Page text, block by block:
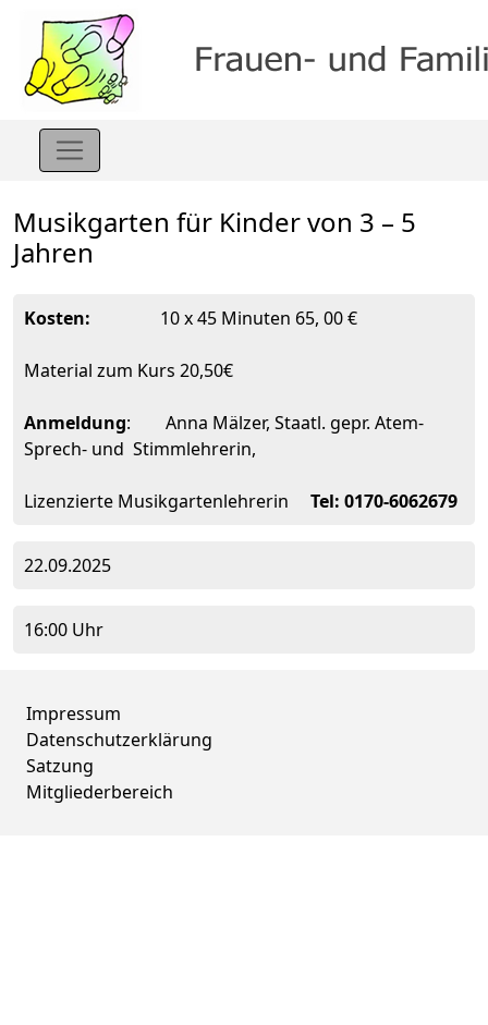
Musikgarten für Kinder von 3 – 5
Jahren
Kosten: 10 x 45 Minuten 65, 00 €
Material zum Kurs 20,50€
Anmeldung: Anna Mälzer, Staatl. gepr. Atem-
Sprech- und Stimmlehrerin,
Lizenzierte Musikgartenlehrerin Tel: 0170-6062679
22.09.2025
16:00 Uhr
Impressum
Datenschutzerklärung
Satzung
Mitgliederbereich